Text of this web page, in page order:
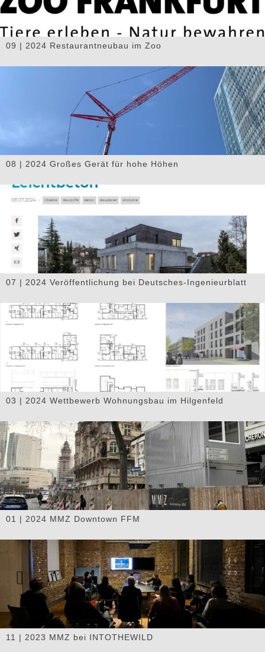
09 | 2024 Restaurantneubau im Zoo
08 | 2024 Großes Gerät für hohe Höhen
07 | 2024 Veröffentlichung bei Deutsches-Ingenieurblatt
03 | 2024 Wettbewerb Wohnungsbau im Hilgenfeld
01 | 2024 MMZ Downtown FFM
11 | 2023 MMZ bei INTOTHEWILD